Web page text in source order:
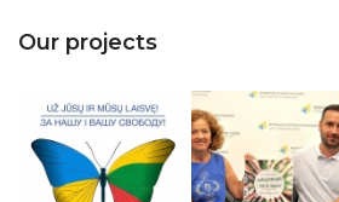
Our projects